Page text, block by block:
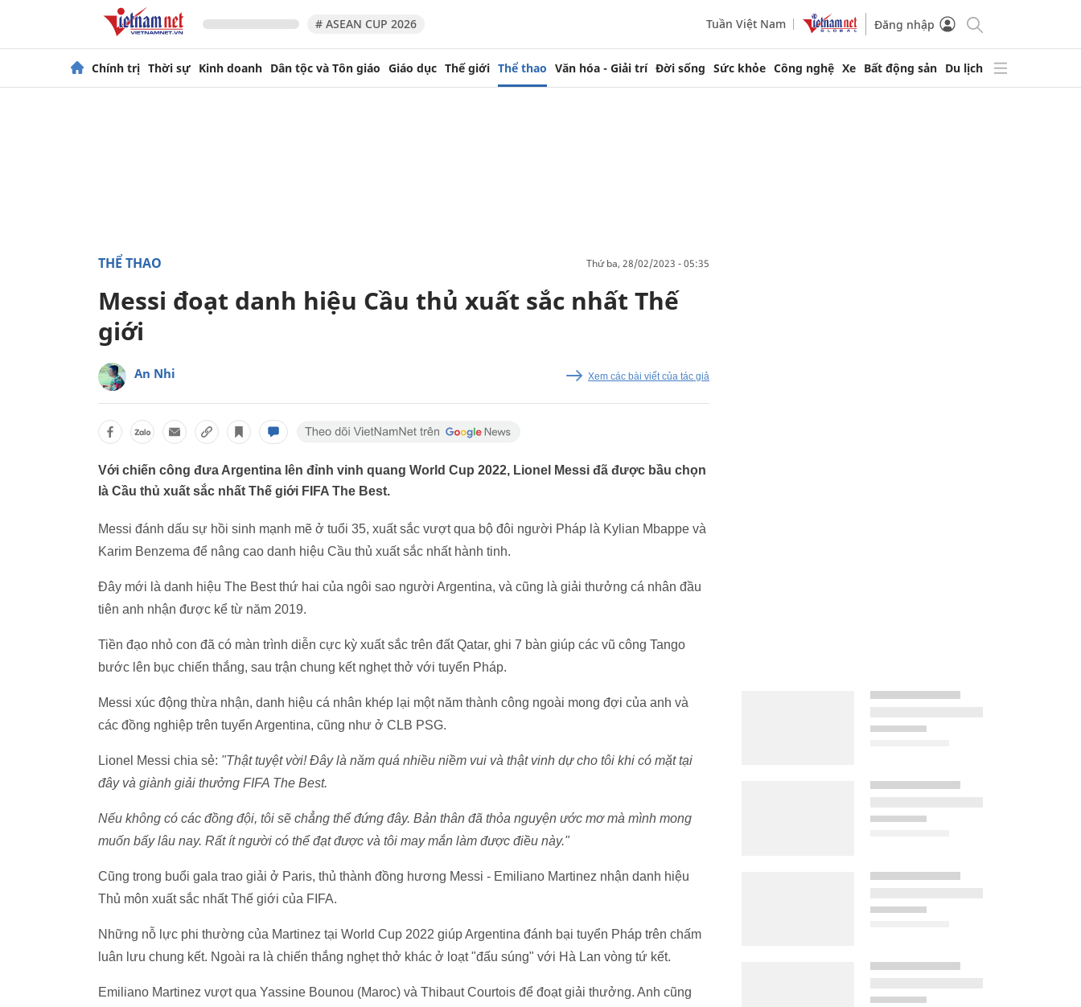
# ASEAN CUP 2026 Tuần Việt Nam Đăng nhập
Chính trị Thời sự Kinh doanh Dân tộc và Tôn giáo Giáo dục Thế giới Thể thao Văn hóa - Giải trí Đời sống Sức khỏe Công nghệ Xe Bất động sản Du lịch
THỂ THAO thứ ba, 28/02/2023 - 05:35
Messi đoạt danh hiệu Cầu thủ xuất sắc nhất Thế
giới
An Nhi Xem các bài viết của tác giả
Với chiến công đưa Argentina lên đỉnh vinh quang World Cup 2022, Lionel Messi đã được bầu chọn
là Cầu thủ xuất sắc nhất Thế giới FIFA The Best.
Messi đánh dấu sự hồi sinh mạnh mẽ ở tuổi 35, xuất sắc vượt qua bộ đôi người Pháp là Kylian Mbappe và
Karim Benzema để nâng cao danh hiệu Cầu thủ xuất sắc nhất hành tinh.
Đây mới là danh hiệu The Best thứ hai của ngôi sao người Argentina, và cũng là giải thưởng cá nhân đầu
tiên anh nhận được kể từ năm 2019.
Tiền đạo nhỏ con đã có màn trình diễn cực kỳ xuất sắc trên đất Qatar, ghi 7 bàn giúp các vũ công Tango
bước lên bục chiến thắng, sau trận chung kết nghẹt thở với tuyển Pháp.
Messi xúc động thừa nhận, danh hiệu cá nhân khép lại một năm thành công ngoài mong đợi của anh và
các đồng nghiệp trên tuyển Argentina, cũng như ở CLB PSG.
Lionel Messi chia sẻ: "Thật tuyệt vời! Đây là năm quá nhiều niềm vui và thật vinh dự cho tôi khi có mặt tại
đây và giành giải thưởng FIFA The Best.
Nếu không có các đồng đội, tôi sẽ chẳng thể đứng đây. Bản thân đã thỏa nguyện ước mơ mà mình mong
muốn bấy lâu nay. Rất ít người có thể đạt được và tôi may mắn làm được điều này."
Cũng trong buổi gala trao giải ở Paris, thủ thành đồng hương Messi - Emiliano Martinez nhận danh hiệu
Thủ môn xuất sắc nhất Thế giới của FIFA.
Những nỗ lực phi thường của Martinez tại World Cup 2022 giúp Argentina đánh bại tuyển Pháp trên chấm
luân lưu chung kết. Ngoài ra là chiến thắng nghẹt thở khác ở loạt "đấu súng" với Hà Lan vòng tứ kết.
Emiliano Martinez vượt qua Yassine Bounou (Maroc) và Thibaut Courtois để đoạt giải thưởng. Anh cũng